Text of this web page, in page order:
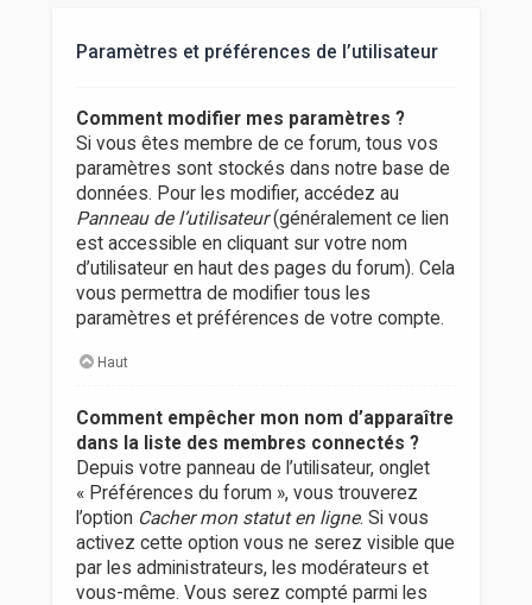
Paramètres et préférences de l’utilisateur
Comment modifier mes paramètres ?
Si vous êtes membre de ce forum, tous vos
paramètres sont stockés dans notre base de
données. Pour les modifier, accédez au
Panneau de l’utilisateur(généralement ce lien
est accessible en cliquant sur votre nom
d’utilisateur en haut des pages du forum). Cela
vous permettra de modifier tous les
paramètres et préférences de votre compte.
Haut
Comment empêcher mon nom d’apparaître
dans la liste des membres connectés ?
Depuis votre panneau de l’utilisateur, onglet
« Préférences du forum », vous trouverez
l’option Cacher mon statut en ligne. Si vous
activez cette option vous ne serez visible que
par les administrateurs, les modérateurs et
vous-même. Vous serez compté parmi les